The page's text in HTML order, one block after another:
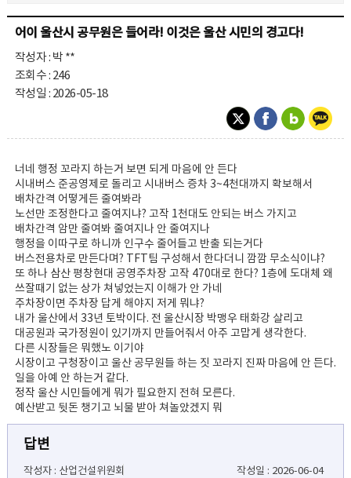
어이 울산시 공무원은 들어라! 이것은 울산 시민의 경고다!
작성자 : 박 **
조회수 : 246
작성일 : 2026-05-18
너네 행정 꼬라지 하는거 보면 되게 마음에 안 든다
시내버스 준공영제로 돌리고 시내버스 증차 3~4천대까지 확보해서
배차간격 어떻게든 줄여봐라
노선만 조정한다고 줄여지냐? 고작 1천대도 안되는 버스 가지고
배차간격 암만 줄여봐 줄여지나 안 줄여지나
행정을 이따구로 하니까 인구수 줄어들고 반출 되는거다
버스전용차로 만든다며? TFT팀 구성해서 한다더니 깜깜 무소식이냐?
또 하나 삼산 평창현대 공영주차장 고작 470대로 한다? 1층에 도대체 왜
쓰잘때기 없는 상가 쳐넣었는지 이해가 안 가네
주차장이면 주차장 답게 해야지 저게 뭐냐?
내가 울산에서 33년 토박이다. 전 울산시장 박맹우 태화강 살리고
대공원과 국가정원이 있기까지 만들어줘서 아주 고맙게 생각한다.
다른 시장들은 뭐했노 이기야
시장이고 구청장이고 울산 공무원들 하는 짓 꼬라지 진짜 마음에 안 든다.
일을 아예 안 하는거 같다.
정작 울산 시민들에게 뭐가 필요한지 전혀 모른다.
예산받고 뒷돈 챙기고 뇌물 받아 쳐놀았겠지 뭐
답변
작성자 : 산업건설위원회 작성일 : 2026-06-04